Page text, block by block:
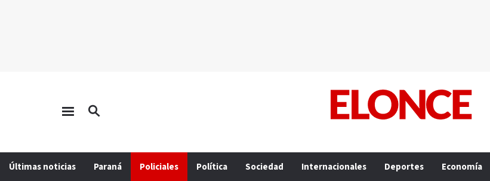
Últimas noticias Paraná Policiales Política Sociedad Internacionales Deportes Economía